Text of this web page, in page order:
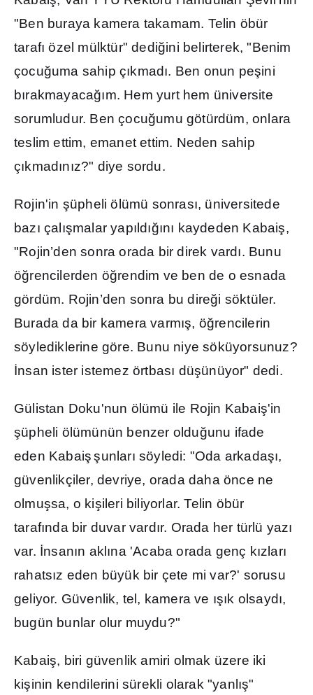
"Ben buraya kamera takamam. Telin öbür
tarafı özel mülktür" dediğini belirterek, "Benim
çocuğuma sahip çıkmadı. Ben onun peşini
bırakmayacağım. Hem yurt hem üniversite
sorumludur. Ben çocuğumu götürdüm, onlara
teslim ettim, emanet ettim. Neden sahip
çıkmadınız?" diye sordu.
Rojin'in şüpheli ölümü sonrası, üniversitede
bazı çal ışmalar yapı ldığını kaydeden Kabaiş,
"Rojin’den sonra orada bir direk vardı. Bunu
öğrencilerden öğrendim ve ben de o esnada
gördüm. Rojin’den sonra bu direği söktüler.
Burada da bir kamera varmış, öğrencilerin
söylediklerine göre. Bunu niye söküyorsunuz?
İnsan ister istemez örtbası düşünüyor" dedi.
Gülistan Doku'nun ölümü ile Rojin Kabaiş'in
şüpheli ölümünün benzer olduğunu ifade
eden Kabaiş şunları söyledi: "Oda arkadaşı,
güvenlikçiler, devriye, orada daha önce ne
olmuşsa, o kişileri biliyorlar. Telin öbür
tarafında bir duvar vardır. Orada her türlü yazı
var. İnsanın akl ına 'Acaba orada genç kızları
rahatsız eden büyük bir çete mi var?' sorusu
geliyor. Güvenlik, tel, kamera ve ışık olsaydı,
bugün bunlar olur muydu?"
Kabaiş, biri güvenlik amiri olmak üzere iki
kişinin kendilerini sürekli olarak "yanl ış"